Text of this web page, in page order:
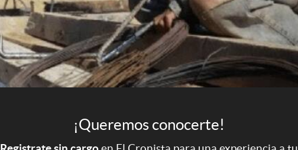
¡Queremos conocerte!